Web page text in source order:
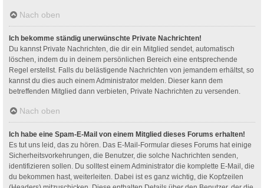
Nach oben
Ich bekomme ständig unerwünschte Private Nachrichten!
Du kannst Private Nachrichten, die dir ein Mitglied sendet, automatisch
löschen, indem du in deinem persönlichen Bereich eine entsprechende
Regel erstellst. Falls du belästigende Nachrichten von jemandem erhältst, so
kannst du dies auch einem Administrator melden. Dieser kann dem
betreffenden Mitglied dann verbieten, Private Nachrichten zu versenden.
Nach oben
Ich habe eine Spam-E-Mail von einem Mitglied dieses Forums erhalten!
Es tut uns leid, das zu hören. Das E-Mail-Formular dieses Forums hat einige
Sicherheitsvorkehrungen, die Benutzer, die solche Nachrichten senden,
identifizieren sollen. Du solltest einem Administrator die komplette E-Mail, die
du bekommen hast, weiterleiten. Dabei ist es ganz wichtig, die Kopfzeilen